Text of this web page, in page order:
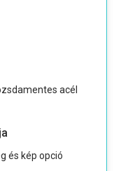
acél
és kép opció